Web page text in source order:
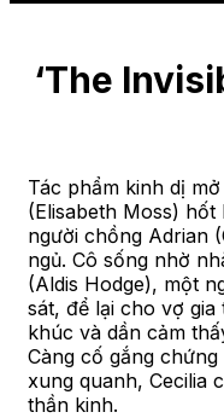
‘The
Tác phẩm kinh dị
(Elisabeth Moss)
người chồng Adrian
ngủ. Cô sống nhờ
(Aldis Hodge), một
sát, để lại cho vợ
khúc và dần cảm
Càng cố gắng
xung quanh, Cecilia
thần kinh.